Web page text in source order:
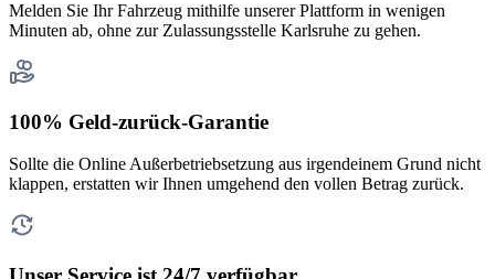
Melden Sie Ihr Fahrzeug mithilfe unserer Plattform in wenigen
Minuten ab, ohne zur Zulassungsstelle Karlsruhe zu gehen.
100% Geld-zurück-Garantie
Sollte die Online Außerbetriebsetzung aus irgendeinem Grund nicht
klappen, erstatten wir Ihnen umgehend den vollen Betrag zurück.